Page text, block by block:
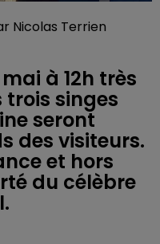
Nicolas Terrien
à 12h très
singes
seront
des visiteurs.
et hors
du célèbre